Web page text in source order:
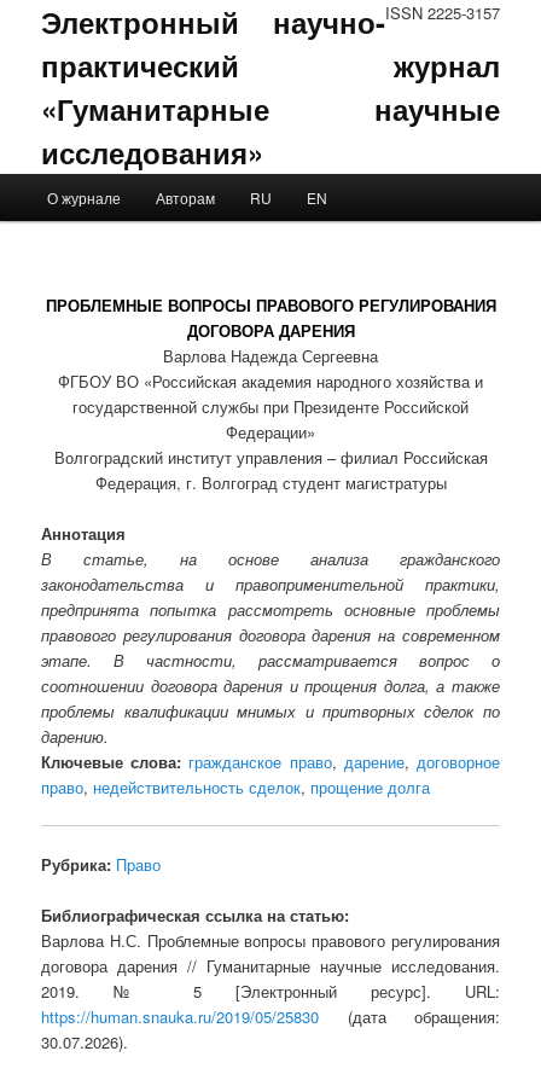
ISSN 2225-3157
Электронный научно-
практический журнал
«Гуманитарные научные
исследования»
Skip to primary content
Skip to secondary content
О журнале Авторам RU EN
ПРОБЛЕМНЫЕ ВОПРОСЫ ПРАВОВОГО РЕГУЛИРОВАНИЯ
ДОГОВОРА ДАРЕНИЯ
Варлова Надежда Сергеевна
ФГБОУ ВО «Российская академия народного хозяйства и
государственной службы при Президенте Российской
Федерации»
Волгоградский институт управления – филиал Российская
Федерация, г. Волгоград студент магистратуры
Аннотация
В статье, на основе анализа гражданского
законодательства и правоприменительной практики,
предпринята попытка рассмотреть основные проблемы
правового регулирования договора дарения на современном
этапе. В частности, рассматривается вопрос о
соотношении договора дарения и прощения долга, а также
проблемы квалификации мнимых и притворных сделок по
дарению.
Ключевые слова: гражданское право, дарение, договорное
право, недействительность сделок, прощение долга
Рубрика: Право
Библиографическая ссылка на статью:
Варлова Н.С. Проблемные вопросы правового регулирования
договора дарения // Гуманитарные научные исследования.
2019. № 5 [Электронный ресурс]. URL:
https://human.snauka.ru/2019/05/25830 (дата обращения:
30.07.2026).